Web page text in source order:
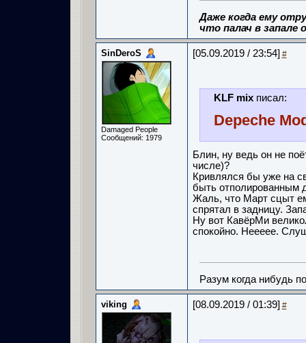
Даже когда ему
что палач в запале
SinDeroS
Damaged People
Сообщений: 1979
[05.09.2019 / 23:54] #
KLF mixписал:
Depeche
Блин, ну ведь он не
числе)?
Кривлялся бы уже на
быть отполированным
Жаль, что Март сцыт
спрятал в задницу.
Ну вот КавёрМи
спокойно. Неееее.
Разум когда нибудь
viking [08.09.2019 / 01:39] #